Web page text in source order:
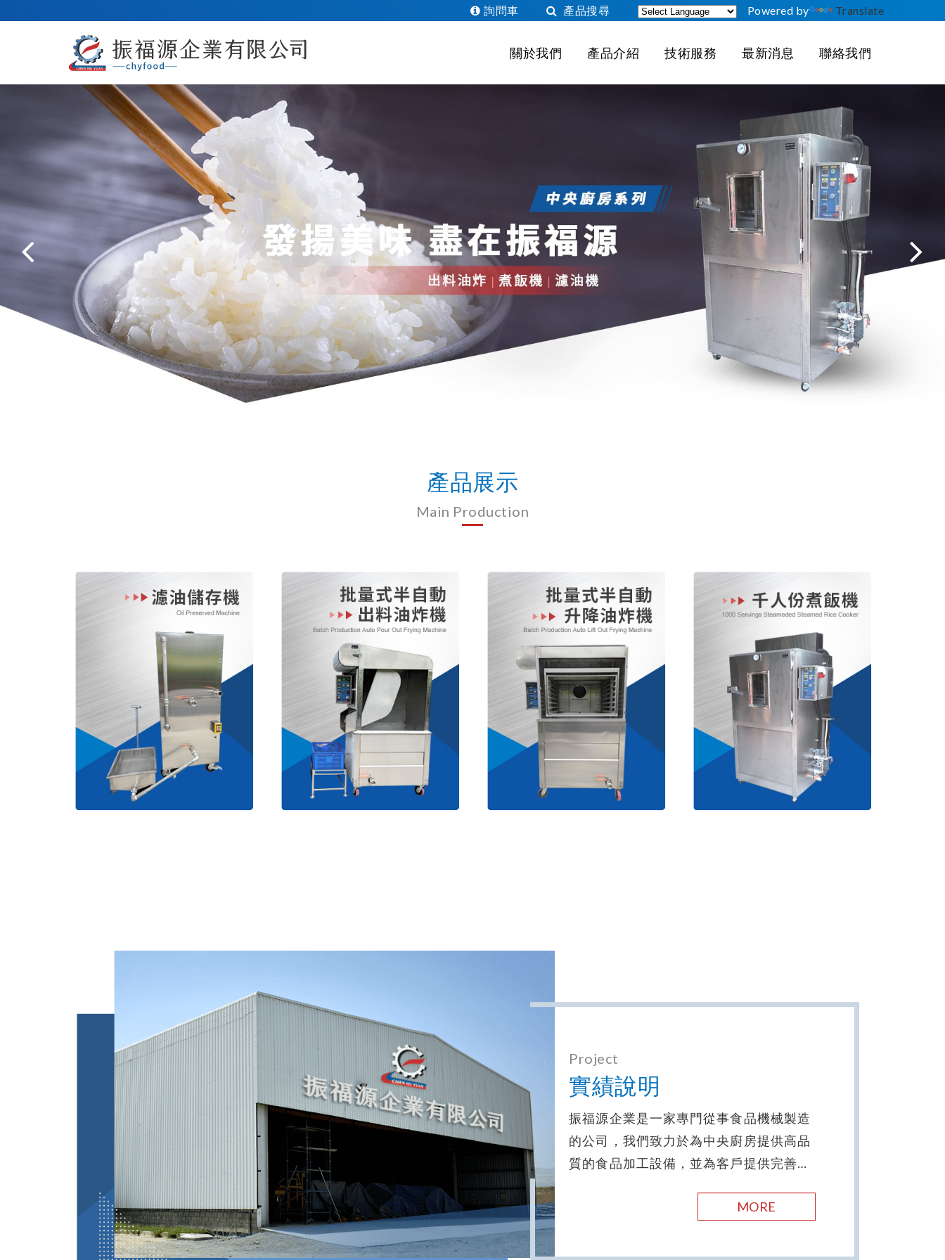
詢問車 產品搜尋 Powered by Translate
關於我們 產品介紹 技術服務 最新消息
技術服務維修說明
聯絡我們
產品展示
Main Production
Project
實績說明
振福源企業是一家專門從事食品機械製造
的公司，我們致力於為中央廚房提供高品
質的食品加工設備，並為客戶提供完善的
出料油炸機、批量式半自動升降油炸機、
機、濾油儲存機及各種客製化油炸系列設
MORE